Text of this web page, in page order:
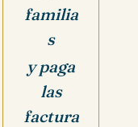
familia
s
y paga
las
factura